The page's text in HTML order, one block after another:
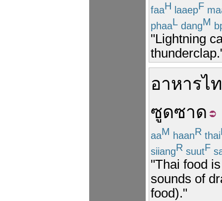
faaH laaepF
phaaL dangM
"Lightning
อาหารไ
ซูดซาด
aaM haanR thai
siiangR suutF
"Thai food
sounds of
food)."